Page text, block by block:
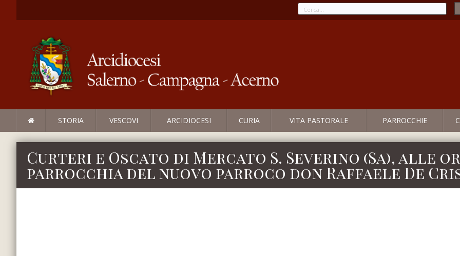
STORIA VESCOVI ARCIDIOCESI CURIA VITA PASTORALE PARROCCHIE
Curteri e Oscato di Mercato S. Severino (Sa), alle
parrocchia del nuovo parroco don Raffaele De